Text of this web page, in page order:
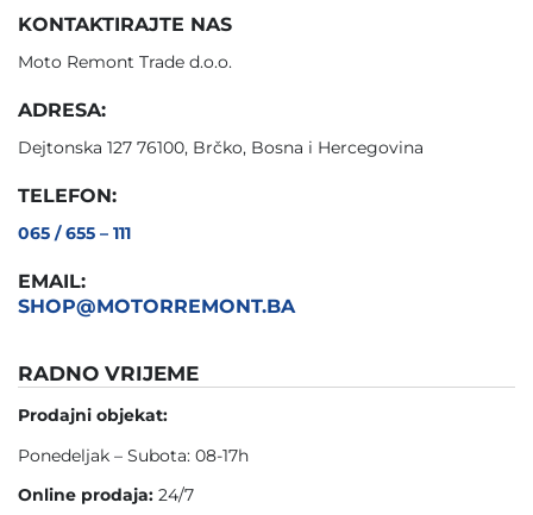
KONTAKTIRAJTE NAS
Moto Remont Trade d.o.o.
ADRESA:
Dejtonska 127 76100, Brčko, Bosna i Hercegovina
TELEFON:
065 / 655 – 111
EMAIL:
SHOP@MOTORREMONT.BA
RADNO VRIJEME
Prodajni objekat:
Ponedeljak – Subota: 08-17h
Online prodaja: 24/7